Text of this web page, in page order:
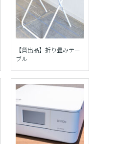
【貸出品】折り畳みテー
ブル